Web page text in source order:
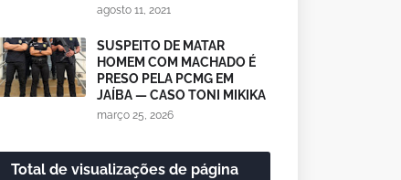
agosto 11, 2021
SUSPEITO DE MATAR
HOMEM COM MACHADO É
PRESO PELA PCMG EM
JAÍBA — CASO TONI MIKIKA
março 25, 2026
Total de visualizações de página